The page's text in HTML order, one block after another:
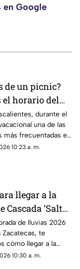
en Google
de un picnic?
el horario del
Rodolfo
en
durante el
una de las
más frecuentadas es
Rodolfo Landeros
10:23 a. m.
llegar a la
Cascada ‘Salto
en Zacatecas
de
2026
de lluvias 2026
Zacatecas, te
cómo llegar a la
Las Lajas’ en
10:30 a. m.